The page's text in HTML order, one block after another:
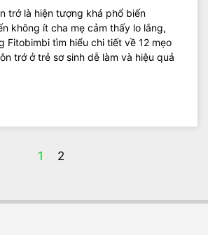
trớ là hiện tượng khá phổ biến
không ít cha mẹ cảm thấy lo lắng,
Fitobimbi tìm hiểu chi tiết về 12 mẹo
trớ ở trẻ sơ sinh dễ làm và hiệu quả
1 2